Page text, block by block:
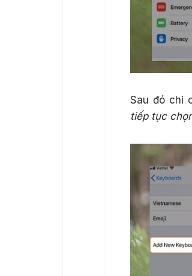
Sau đó chỉ
tiếp tục